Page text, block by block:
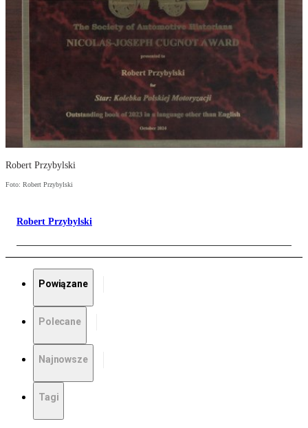
Robert Przybylski
Foto: Robert Przybylski
Robert Przybylski
Powiązane
Polecane
Najnowsze
Tagi